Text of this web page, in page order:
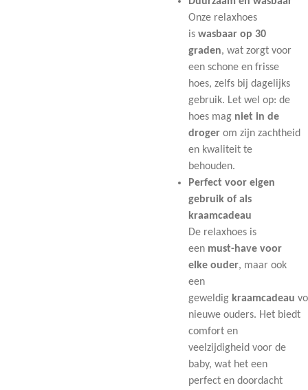
Onze relaxhoes
is wasbaar op 30
graden, wat zorgt voor
een schone en frisse
hoes, zelfs bij dagelijks
gebruik. Let wel op: de
hoes mag niet in de
drogerom zijn zachtheid
en kwaliteit te
behouden.
Perfect voor eigen
gebruik of als
kraamcadeau
De relaxhoes is
een must-have voor
elke ouder, maar ook
een
geweldig kraamcadeau
nieuwe ouders. Het biedt
comfort en
veelzijdigheid voor de
baby, wat het een
perfect en doordacht